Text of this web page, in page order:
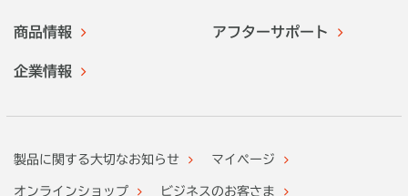
商品情報 アフターサポート
企業情報
製品に関する大切なお知らせ マイページ
オンラインショップ ビジネスのお客さま